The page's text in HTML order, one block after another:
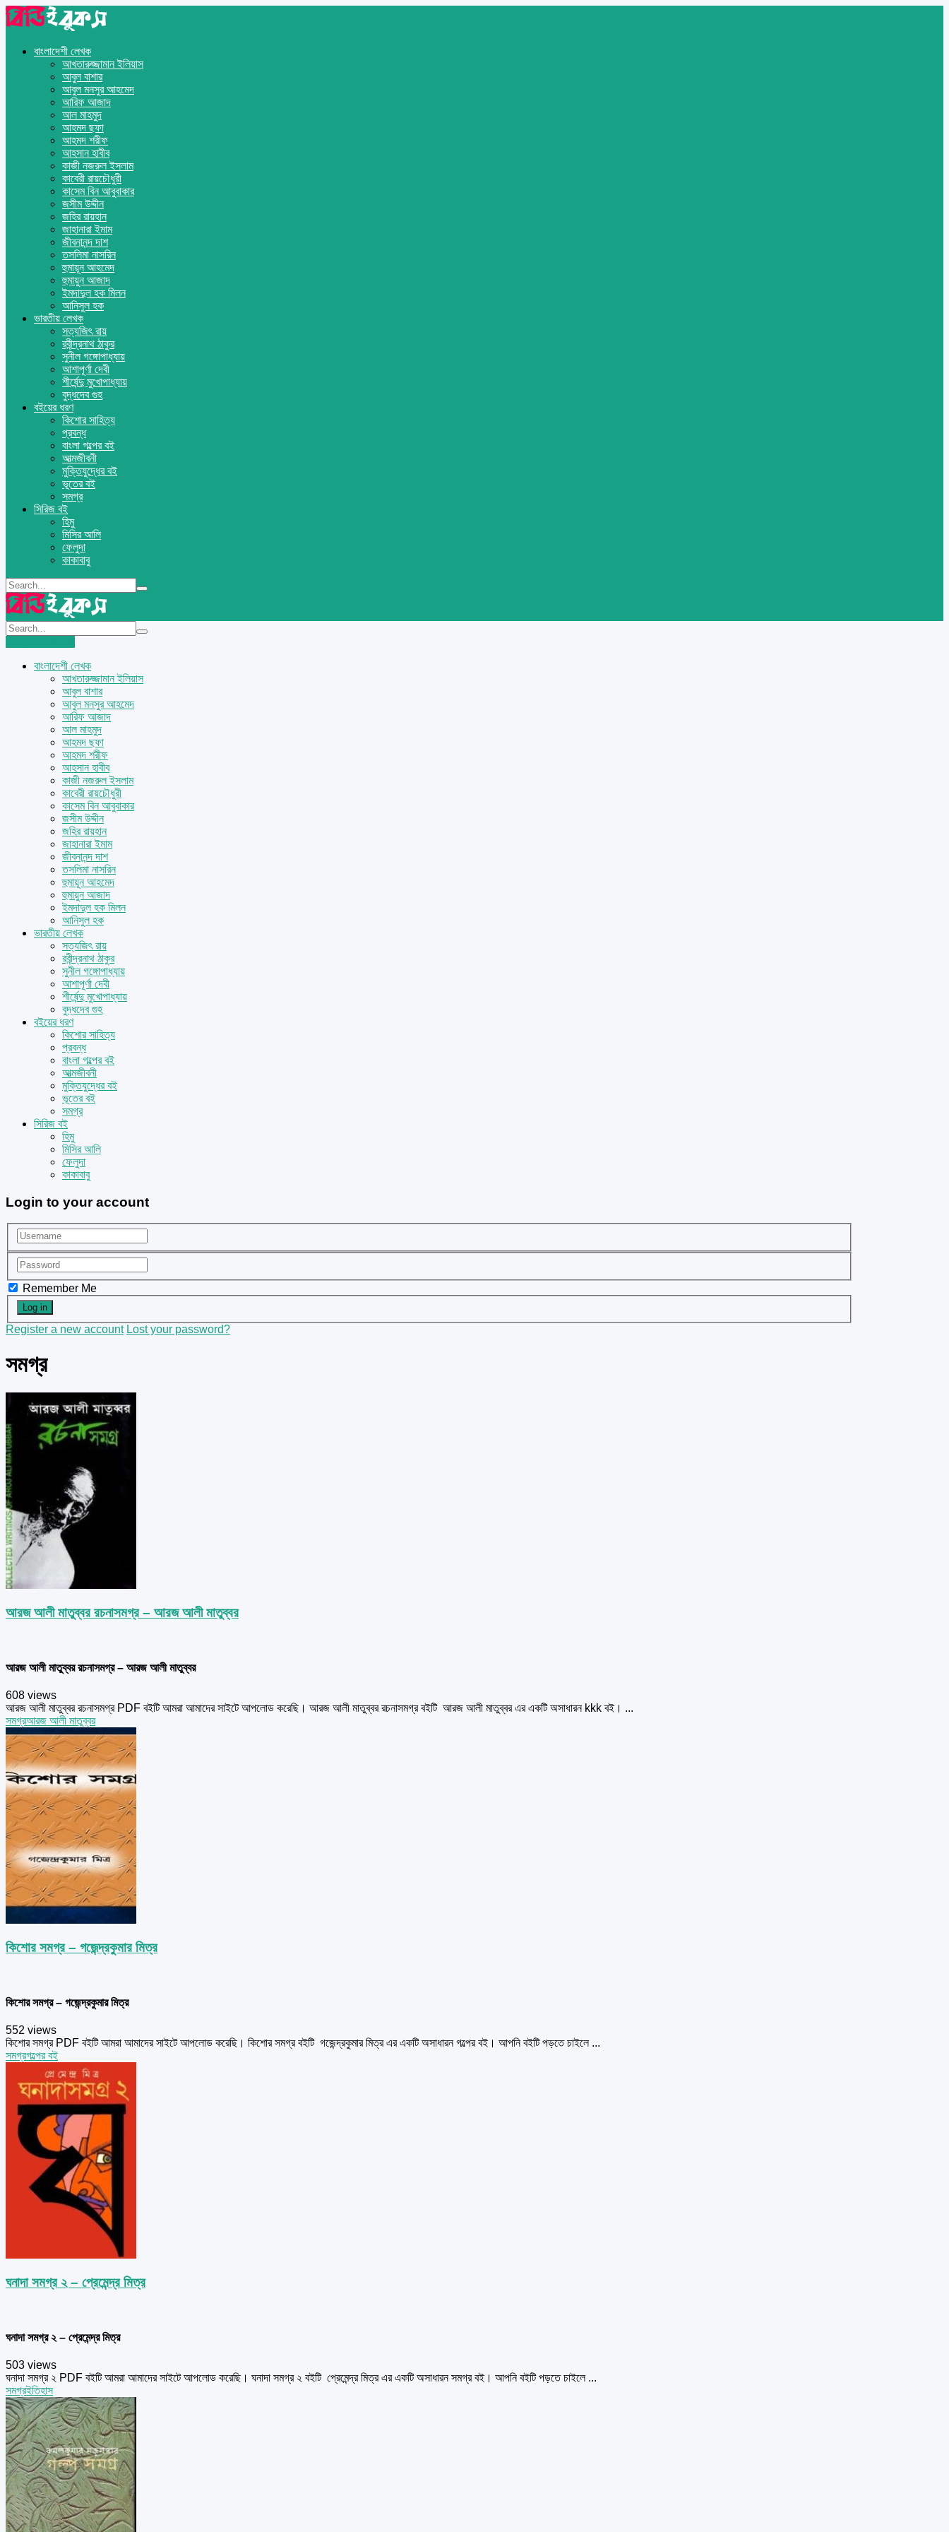
বাংলাদেশী লেখক
আখতারুজ্জামান ইলিয়াস
আবুল বাশার
আবুল মনসুর আহমেদ
আরিফ আজাদ
আল মাহমুদ
আহমদ ছফা
আহমদ শরীফ
আহসান হাবীব
কাজী নজরুল ইসলাম
কাবেরী রায়চৌধুরী
কাসেম বিন আবুবাকার
জসীম উদ্দীন
জহির রায়হান
জাহানারা ইমাম
জীবনানন্দ দাশ
তসলিমা নাসরিন
হুমায়ূন আহমেদ
হুমায়ুন আজাদ
ইমদাদুল হক মিলন
আনিসুল হক
ভারতীয় লেখক
সত্যজিৎ রায়
রবীন্দ্রনাথ ঠাকুর
সুনীল গঙ্গোপাধ্যায়
আশাপূর্ণা দেবী
শীর্ষেন্দু মুখোপাধ্যায়
বুদ্ধদেব গুহ
বইয়ের ধরণ
কিশোর সাহিত্য
প্রবন্ধ
বাংলা গল্পের বই
আত্মজীবনী
মুক্তিযুদ্ধের বই
ভূতের বই
সমগ্র
সিরিজ বই
হিমু
মিসির আলি
ফেলুদা
কাকাবাবু
বাংলাদেশী লেখক
আখতারুজ্জামান ইলিয়াস
আবুল বাশার
আবুল মনসুর আহমেদ
আরিফ আজাদ
আল মাহমুদ
আহমদ ছফা
আহমদ শরীফ
আহসান হাবীব
কাজী নজরুল ইসলাম
কাবেরী রায়চৌধুরী
কাসেম বিন আবুবাকার
জসীম উদ্দীন
জহির রায়হান
জাহানারা ইমাম
জীবনানন্দ দাশ
তসলিমা নাসরিন
হুমায়ূন আহমেদ
হুমায়ুন আজাদ
ইমদাদুল হক মিলন
আনিসুল হক
ভারতীয় লেখক
সত্যজিৎ রায়
রবীন্দ্রনাথ ঠাকুর
সুনীল গঙ্গোপাধ্যায়
আশাপূর্ণা দেবী
শীর্ষেন্দু মুখোপাধ্যায়
বুদ্ধদেব গুহ
বইয়ের ধরণ
কিশোর সাহিত্য
প্রবন্ধ
বাংলা গল্পের বই
আত্মজীবনী
মুক্তিযুদ্ধের বই
ভূতের বই
সমগ্র
সিরিজ বই
হিমু
মিসির আলি
ফেলুদা
কাকাবাবু
Login to your account
Remember Me
Register a new account Lost your password?
সমগ্র
আরজ আলী মাতুব্বর রচনাসমগ্র – আরজ আলী মাতুব্বর
আরজ আলী মাতুব্বর রচনাসমগ্র – আরজ আলী মাতুব্বর
608 views
আরজ আলী মাতুব্বর রচনাসমগ্র PDF বইটি আমরা আমাদের সাইটে আপলোড করেছি। আরজ আলী মাতুব্বর রচনাসমগ্র বইটি আরজ আলী মাতুব্বর এর একটি অসাধারন kkk বই। ...
সমগ্রআরজ আলী মাতুব্বর
কিশোর সমগ্র – গজেন্দ্রকুমার মিত্র
কিশোর সমগ্র – গজেন্দ্রকুমার মিত্র
552 views
কিশোর সমগ্র PDF বইটি আমরা আমাদের সাইটে আপলোড করেছি। কিশোর সমগ্র বইটি গজেন্দ্রকুমার মিত্র এর একটি অসাধারন গল্পের বই। আপনি বইটি পড়তে চাইলে ...
সমগ্রগল্পের বই
ঘনাদা সমগ্র ২ – প্রেমেন্দ্র মিত্র
ঘনাদা সমগ্র ২ – প্রেমেন্দ্র মিত্র
503 views
ঘনাদা সমগ্র ২ PDF বইটি আমরা আমাদের সাইটে আপলোড করেছি। ঘনাদা সমগ্র ২ বইটি প্রেমেন্দ্র মিত্র এর একটি অসাধারন সমগ্র বই। আপনি বইটি পড়তে চাইলে ...
সমগ্রইতিহাস